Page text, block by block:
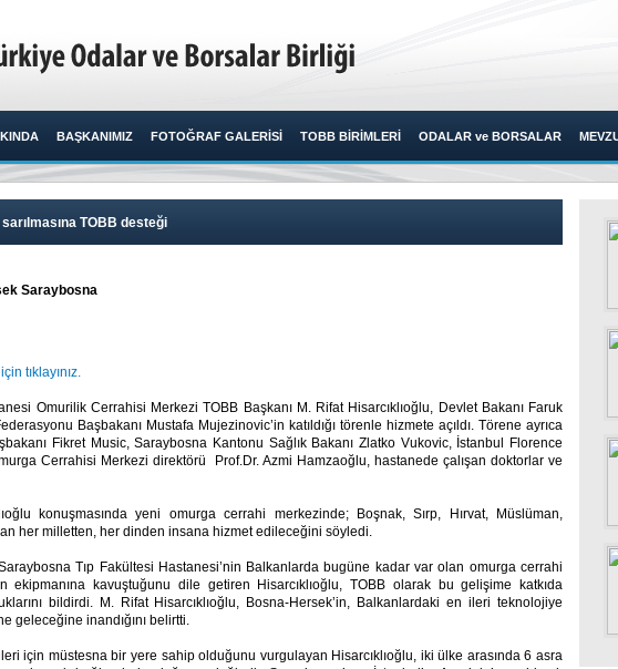
BAŞKANIMIZ FOTOĞRAF GALERİSİ TOBB BİRİMLERİ ODALAR ve BORSALAR
sarılmasına TOBB desteği
Saraybosna
tıklayınız.
Omurilik Cerrahisi Merkezi TOBB Başkanı M. Rifat Hisarcıklıoğlu, Devlet Bakanı Faruk
Başbakanı Mustafa Mujezinovic’in katıldığı törenle hizmete açıldı. Törene ayrıca
Fikret Music, Saraybosna Kantonu Sağlık Bakanı Zlatko Vukovic, İstanbul Florence
Cerrahisi Merkezi direktörü Prof.Dr. Azmi Hamzaoğlu, hastanede çalışan doktorlar ve
konuşmasında yeni omurga cerrahi merkezinde; Boşnak, Sırp, Hırvat, Müslüman,
her milletten, her dinden insana hizmet edileceğini söyledi.
Tıp Fakültesi Hastanesi’nin Balkanlarda bugüne kadar var olan omurga cerrahi
ekipmanına kavuştuğunu dile getiren Hisarcıklıoğlu, TOBB olarak bu gelişime katkıda
bildirdi. M. Rifat Hisarcıklıoğlu, Bosna-Hersek’in, Balkanlardaki en ileri teknolojiye
geleceğine inandığını belirtti.
için müstesna bir yere sahip olduğunu vurgulayan Hisarcıklıoğlu, iki ülke arasında 6 asra